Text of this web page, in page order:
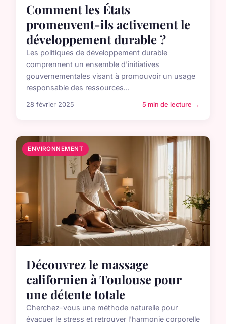
Comment les États
promeuvent-ils activement le
développement durable ?
Les politiques de développement durable
comprennent un ensemble d'initiatives
gouvernementales visant à promouvoir un usage
responsable des ressources...
28 février 2025 5 min de lecture →
ENVIRONNEMENT
Découvrez le massage
californien à Toulouse pour
une détente totale
Cherchez-vous une méthode naturelle pour
évacuer le stress et retrouver l'harmonie corporelle